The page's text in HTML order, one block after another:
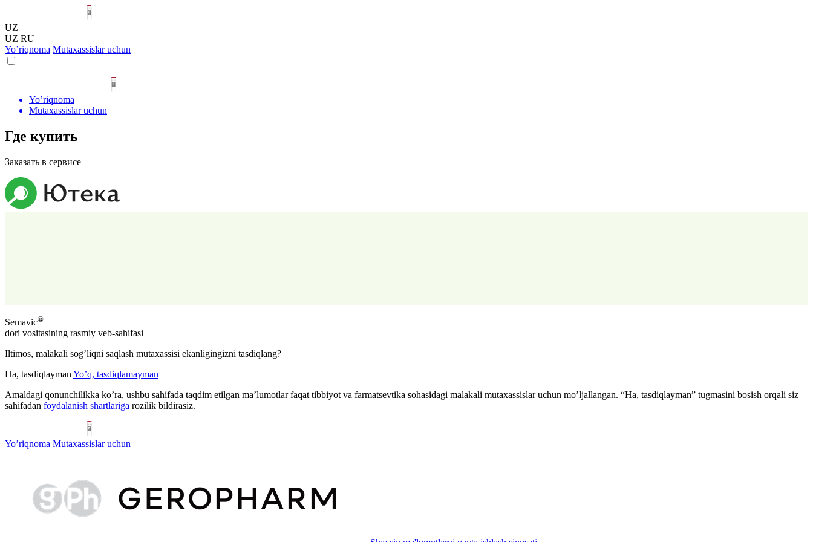
UZ
UZ RU
Yo’riqnoma Mutaxassislar uchun
Yo’riqnoma
Mutaxassislar uchun
Где купить
Заказать в сервисе
Semavic®
dori vositasining rasmiy veb-sahifasi
Iltimos, malakali sog’liqni saqlash mutaxassisi ekanligingizni tasdiqlang?
Ha, tasdiqlayman Yo’q, tasdiqlamayman
Amaldagi qonunchilikka ko’ra, ushbu sahifada taqdim etilgan ma’lumotlar faqat tibbiyot va farmatsevtika sohasidagi malakali mutaxassislar uchun mo’ljallangan. “Ha, tasdiqlayman” tugmasini bosish orqali siz
sahifadan foydalanish shartlariga rozilik bildirasiz.
Yo’riqnoma Mutaxassislar uchun